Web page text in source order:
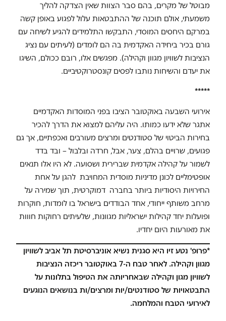
מבוטל של מקרים, בהם סבר הצוות שאין הצדקה להליך
משמעתי, אולם תוכנה של ההתבטאות עלול לפגוע באופן קשה
במרקם היחסים המוסדי, התבקשו התלמידים להגיע לשיחה עם
גורם בכיר ביחידה האקדמית בה הם לומדים (לעיתים עם נציג
הנציבות לשוויון מגוון וקהילה). מפגשים אלו, רובם ככולם, השיגו
את יעדם והשיחות נותבו לפסים קונסטרוקטיביים.
*****
אירועי השבעה באוקטובר הציבו בפני המוסדות האקדמיים
אתגר שלא ידעו כמותו. היה עליהם למצוא את הדרך להכיר
בחירות הביטוי של סטודנטים ומרצים מעורבים ואכפתיים, אך גם
פגועים, שרויים בהלם, צער, אבל, חרדה ובלבול – ובד בדד
לשמור על קהילה אקדמית שברירית ושסועה. לא היו אלו תנאים
אופטימליים לכונן מדיניות מוסדית המחויבת להגן על אחת
החירויות היסודיות ביותר בחברה דמוקרטית, תוך שמירה על
מרחב משותף ייחודי, אחד הבודדים בישראל בו לומדות, חוקרות
ופועלות יחד קהילות ישראליות מגוונות, שלעיתים רחוקות חווות
את מאורעות היום יחדיו.
*פרופ' נטע זיו היא סגנית נשיא אוניברסיטת תל אביב לשוויון
מגוון וקהילה. לאחר טבח ה-7 באוקטובר ריכזה הנציבות
לשוויון מגון וקהילה שבאחריותה את הטיפול בתלונות על
התבטאויות של סטודנטים/יות ומרצים/ות בנושאים הנוגעים
לאירועי הטבח והמלחמה.